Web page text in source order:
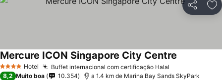
Partilhar
4 EstrelasHotel Buffet internacional com certificação Halal
Mercure ICON Singapore City Centre
8,2 Muito boa 10.354 a 1.4 km de Marina Bay Sands SkyPark